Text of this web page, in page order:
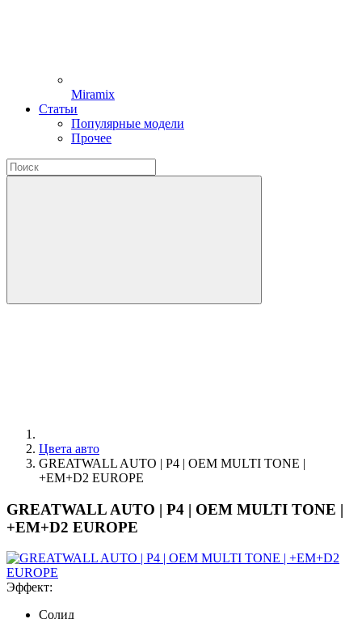
Miramix
Статьи
Популярные модели
Прочее
Цвета авто
GREATWALL AUTO | P4 | OEM MULTI TONE |
+EM+D2 EUROPE
GREATWALL AUTO | P4 | OEM MULTI TONE |
+EM+D2 EUROPE
Эффект:
Солид